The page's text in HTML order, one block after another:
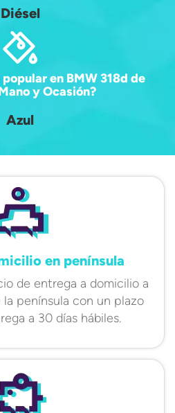
Diésel
en BMW 318d de
y Ocasión?
Azul
en península
de entrega a domicilio a
península con un plazo
a 30 días hábiles.